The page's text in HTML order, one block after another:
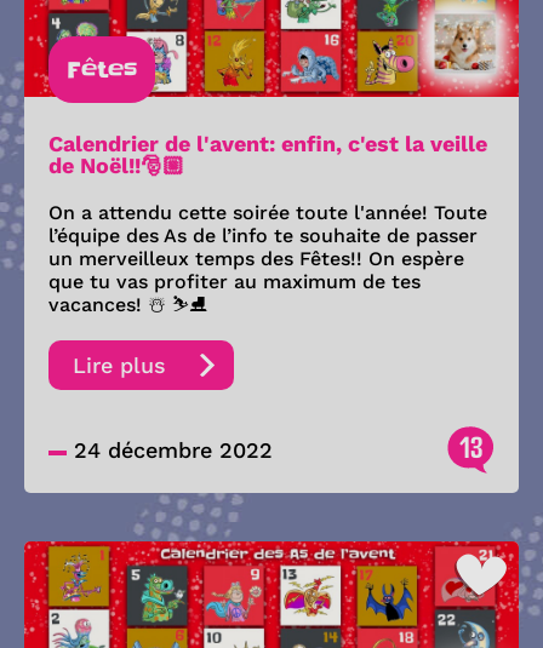
Fêtes
Calendrier de l'avent: enfin, c'est la veille
de Noël!!🎅🏼
On a attendu cette soirée toute l'année! Toute
l’équipe des As de l’info te souhaite de passer
un merveilleux temps des Fêtes!! On espère
que tu vas profiter au maximum de tes
vacances! ☃️ ⛷️⛸️
Lire plus
24 décembre 2022 13